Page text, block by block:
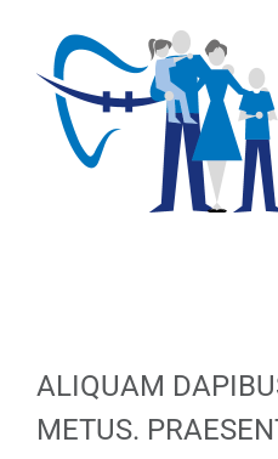
springen
ALIQUAM
METUS.